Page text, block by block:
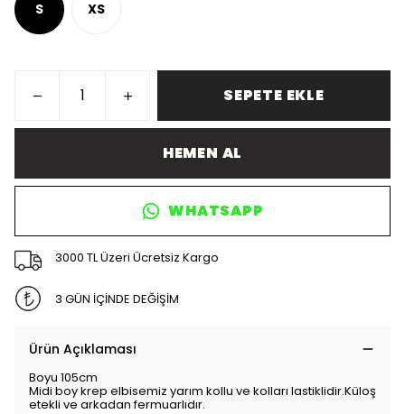
S XS
SEPETE EKLE
HEMEN AL
WHATSAPP
3000 TL Üzeri Ücretsiz Kargo
3 GÜN İÇİNDE DEĞİŞİM
Ürün Açıklaması
Boyu 105cm
Midi boy krep elbisemiz yarım kollu ve kolları lastiklidir.Küloş
etekli ve arkadan fermuarlıdır.